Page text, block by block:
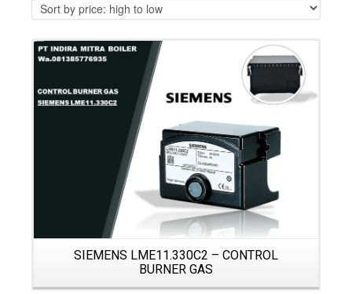
SIEMENS LME11.330C2 – CONTROL
BURNER GAS